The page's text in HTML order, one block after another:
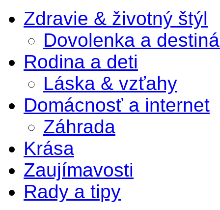
Zdravie & životný štýl
Dovolenka a
Rodina a deti
Láska & vzťahy
Domácnosť a internet
Záhrada
Krása
Zaujímavosti
Rady a tipy